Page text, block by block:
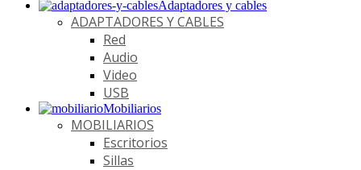
Adaptadores y cables
ADAPTADORES Y CABLES
Red
Audio
Video
USB
Mobiliarios
MOBILIARIOS
Escritorios
Sillas